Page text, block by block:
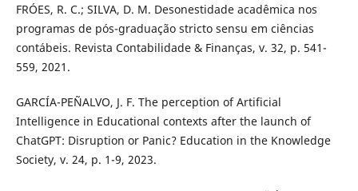
FRÓES, R. C.; SILVA, D. M. Desonestidade acadêmica nos
programas de pós-graduação stricto sensu em ciências
contábeis. Revista Contabilidade & Finanças, v. 32, p. 541-
559, 2021.
GARCÍA-PEÑALVO, J. F. The perception of Artificial
Intelligence in Educational contexts after the launch of
ChatGPT: Disruption or Panic? Education in the Knowledge
Society, v. 24, p. 1-9, 2023.